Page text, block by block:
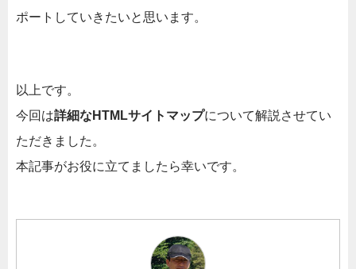
ポートしていきたいと思います。
以上です。
今回は詳細なHTMLサイトマップについて解説させてい
ただきました。
本記事がお役に立てましたら幸いです。